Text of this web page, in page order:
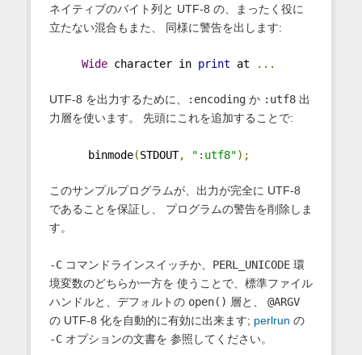
ネイティブのバイト列と UTF-8 の、まったく役に
立たない混合もまた、 同様に警告を出します:
Wide character in print at ...
UTF-8 を出力するために、 :encodingか :utf8出
力層を使います。 先頭にこれを追加することで:
binmode(STDOUT, ":utf8");
このサンプルプログラムが、出力が完全に UTF-8
であることを保証し、 プログラムの警告を削除しま
す。
-Cコマンドラインスイッチか、 PERL_UNICODE環
境変数のどちらか一方を 使うことで、標準ファイル
ハンドルと、デフォルトの open() 層と、 @ARGV
の UTF-8 化を自動的に有効に出来ます; perlrun の
-Cオプションの文書を 参照してください。